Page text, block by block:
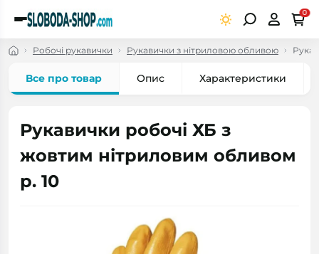
0
Робочі рукавички Рукавички з нітриловою обливою
Все про товар Опис Характеристики
Рукавички робочі ХБ з
жовтим нітриловим обливом
р. 10